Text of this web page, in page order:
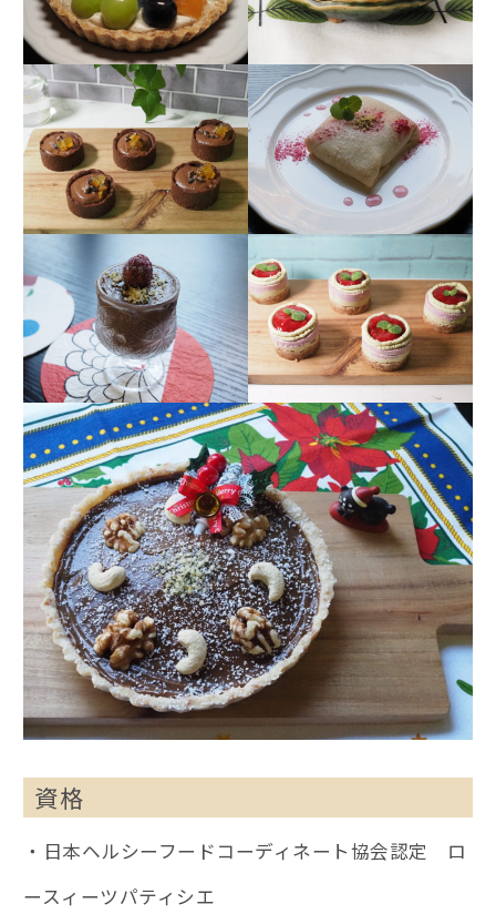
資格
・日本ヘルシーフードコーディネート協会認定 ロ
ースィーツパティシエ